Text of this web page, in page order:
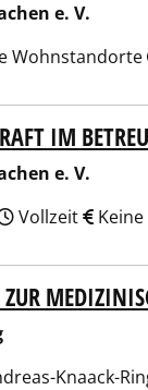
e. V.
Wohnstandorte
IM
e. V.
Vollzeit
Knaack-